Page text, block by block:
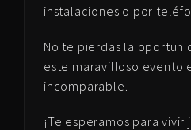
instalaciones o por
No te pierdas la
este maravilloso evento
incomparable.
¡Te esperamos para